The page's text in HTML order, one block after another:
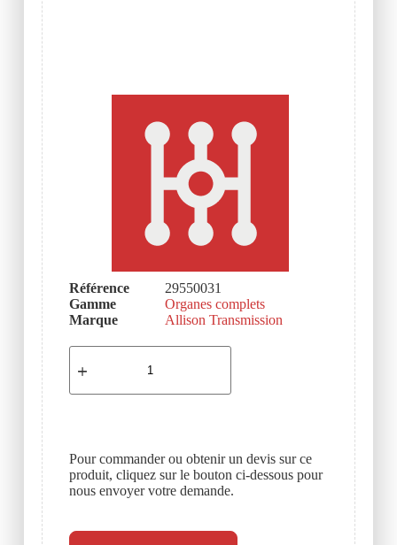
Référence
29550031
Gamme
Organes complets
Marque
Allison Transmission
Pour commander ou obtenir un devis sur ce
produit, cliquez sur le bouton ci-dessous pour
nous envoyer votre demande.